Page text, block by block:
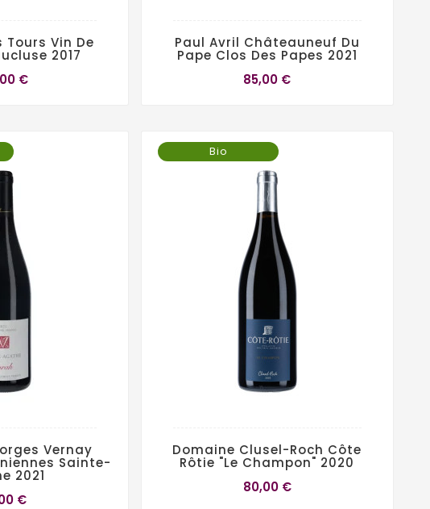
Tours Vin De
2017
€
Paul Avril Châteauneuf Du
Pape Clos Des Papes 2021
85,00 €
Vernay
Sainte-
2021
€
Bio
Domaine Clusel-Roch Côte
Rôtie "Le Champon" 2020
80,00 €